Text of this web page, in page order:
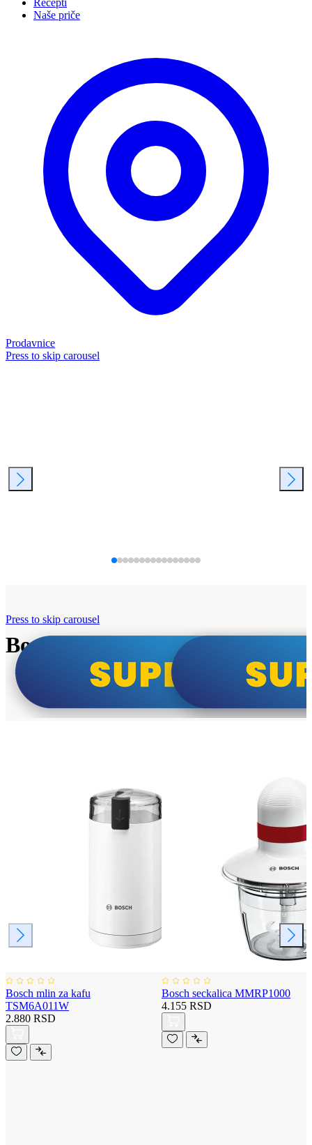
Recepti
Naše priče
Prodavnice
Press to skip carousel
Bosch super cene
Press to skip carousel
Bosch mlin za kafu
TSM6A011W
2.880 RSD
Bosch seckalica MMRP1000
4.155 RSD